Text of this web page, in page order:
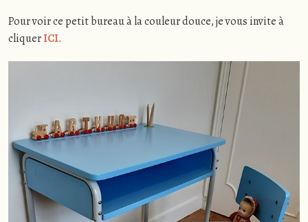
Pour voir ce petit bureau à la couleur douce, je vous invite à
cliquerICI.